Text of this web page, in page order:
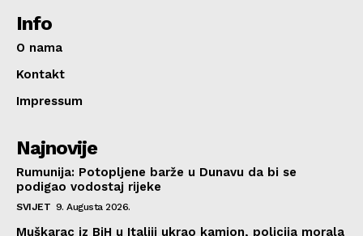
Info
O nama
Kontakt
Impressum
Najnovije
Rumunija: Potopljene barže u Dunavu da bi se
podigao vodostaj rijeke
SVIJET 9. Augusta 2026.
Muškarac iz BiH u Italiji ukrao kamion, policija morala